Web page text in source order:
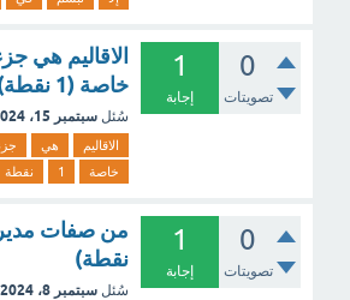
0
تصويتات
1
إجابة
الاقاليم هي
خاصة (1 نقطة)
سُئل سبتمبر 15، 2024
الاقاليم هي
خاصة
1 نقطة
0
تصويتات
1
إجابة
نقطة)
سُئل سبتمبر 8، 2024